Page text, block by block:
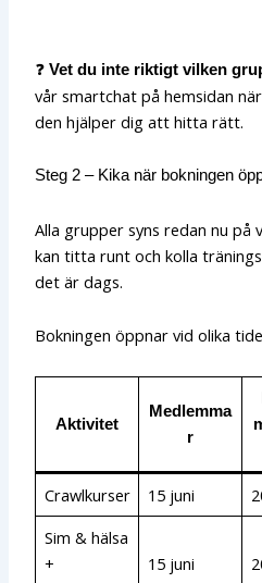
❓Vet du inte riktigt vilken
vår smartchat på hemsidan
den hjälper dig att hitta rätt.
Steg 2 – Kika när bokningen
Alla grupper syns redan nu på
kan titta runt och kolla
det är dags.
Bokningen öppnar vid olika
Aktivitet
Medlemma
r
Crawlkurser 15 juni
Sim & hälsa
+
15 juni